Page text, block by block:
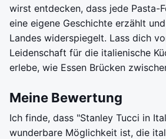
wirst entdecken, dass jede Pasta-
eine eigene Geschichte erzählt
Landes widerspiegelt. Lass dich
Leidenschaft für die italienische
erlebe, wie Essen Brücken
Meine Bewertung
Ich finde, dass "Stanley Tucci in
wunderbare Möglichkeit ist, die